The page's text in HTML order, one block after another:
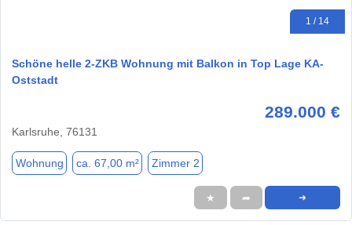
1 / 14
Schöne helle 2-ZKB Wohnung mit Balkon in Top Lage KA-
Oststadt
289.000 €
Karlsruhe, 76131
Wohnung ca. 67,00 m² Zimmer 2
★ ➦ ➜